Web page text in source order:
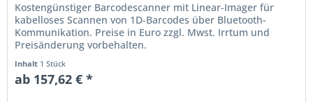
Kostengünstiger Barcodescanner mit Linear-Imager für
kabelloses Scannen von 1D-Barcodes über Bluetooth-
Kommunikation. Preise in Euro zzgl. Mwst. Irrtum und
Preisänderung vorbehalten.
Inhalt 1 Stück
ab 157,62 € *